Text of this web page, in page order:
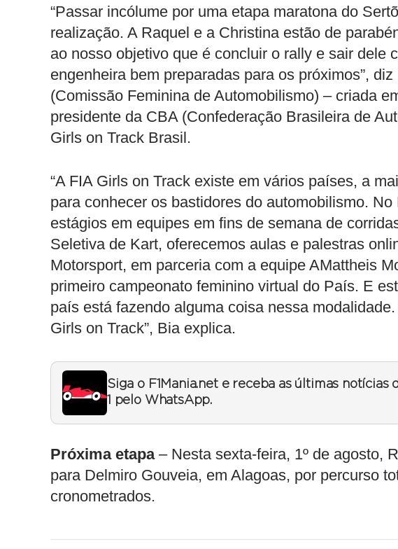
“Passar incólume por uma etapa maratona do
realização. A Raquel e a Christina estão de
ao nosso objetivo que é concluir o rally e sair dele
engenheira bem preparadas para os próximos”,
(Comissão Feminina de Automobilismo) – criada
presidente da CBA (Confederação Brasileira de
Girls on Track Brasil.
“A FIA Girls on Track existe em vários países, a
para conhecer os bastidores do automobilismo.
estágios em equipes em fins de semana de
Seletiva de Kart, oferecemos aulas e palestras
Motorsport, em parceria com a equipe AMattheis
primeiro campeonato feminino virtual do País. E
país está fazendo alguma coisa nessa
Girls on Track”, Bia explica.
Siga o F1Mania.net e receba as últimas notícias
1 pelo WhatsApp.
Próxima etapa– Nesta sexta-feira, 1º de agosto,
para Delmiro Gouveia, em Alagoas, por percurso
cronometrados.